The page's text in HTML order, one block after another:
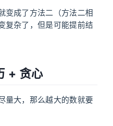
变成了方法二（方法二相
复杂了，但是可能提前结
+ 贪心
量大，那么越大的数就要